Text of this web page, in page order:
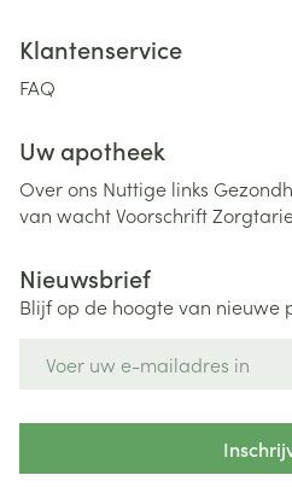
Klantenservice
FAQ
Uw apotheek
Over ons Nuttige links
van wachtVoorschrift
Nieuwsbrief
Blijf op de hoogte van nieuwe